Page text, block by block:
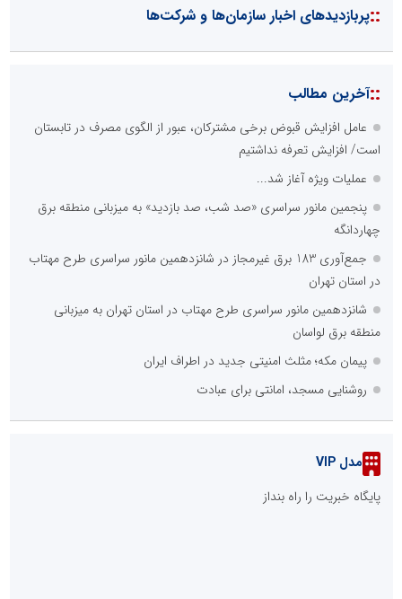
::پربازدیدهای اخبار سازمان‌ها و شرکت‌ها
::آخرین مطالب
عامل افزایش قبوض برخی مشترکان، عبور از الگوی مصرف در تابستان
است/ افزایش تعرفه نداشتیم
عملیات ویژه آغاز شد...
پنجمین مانور سراسری «صد شب، صد بازدید» به میزبانی منطقه برق
چهاردانگه
جمع‌آوری 183 برق غیرمجاز در شانزدهمین مانور سراسری طرح مهتاب
در استان تهران
شانزدهمین مانور سراسری طرح مهتاب در استان تهران به میزبانی
منطقه برق لواسان
پیمان مکه؛ مثلث امنیتی جدید در اطراف ایران
روشنایی مسجد، امانتی برای عبادت
مدل VIP
پایگاه خبریت را راه بنداز